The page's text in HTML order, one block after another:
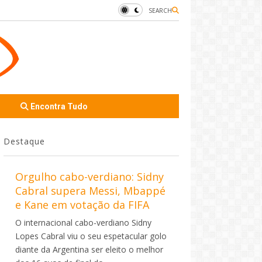
SEARCH
Encontra Tudo
Destaque
Orgulho cabo-verdiano: Sidny
Cabral supera Messi, Mbappé
e Kane em votação da FIFA
O internacional cabo-verdiano Sidny
Lopes Cabral viu o seu espetacular golo
diante da Argentina ser eleito o melhor